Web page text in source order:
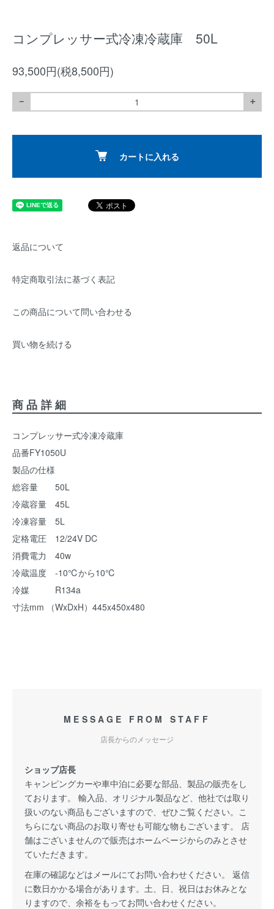
コンプレッサー式冷凍冷蔵庫 50L
93,500円(税8,500円)
－ ＋
カートに入れる
返品について
特定商取引法に基づく表記
この商品について問い合わせる
買い物を続ける
商品詳細
コンプレッサー式冷凍冷蔵庫
品番FY1050U
製品の仕様
総容量 50L
冷蔵容量 45L
冷凍容量 5L
定格電圧 12/24V DC
消費電力 40w
冷蔵温度 -10℃から10℃
冷媒 R134a
寸法mm （WxDxH）445x450x480
MESSAGE FROM STAFF
店長からのメッセージ
ショップ店長
キャンピングカーや車中泊に必要な部品、製品の販売をし
ております。 輸入品、オリジナル製品など、他社では取り
扱いのない商品もございますので、ぜひご覧ください。こ
ちらにない商品のお取り寄せも可能な物もございます。 店
舗はございませんので販売はホームページからのみとさせ
ていただきます。
在庫の確認などはメールにてお問い合わせください。 返信
に数日かかる場合があります。土、日、祝日はお休みとな
りますので、余裕をもってお問い合わせください。